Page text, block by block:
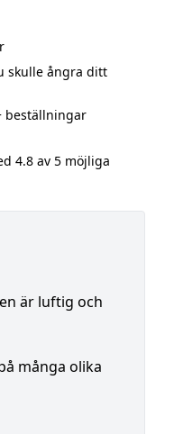
skulle ångra ditt
beställningar
4.8 av 5 möjliga
är luftig och
många olika